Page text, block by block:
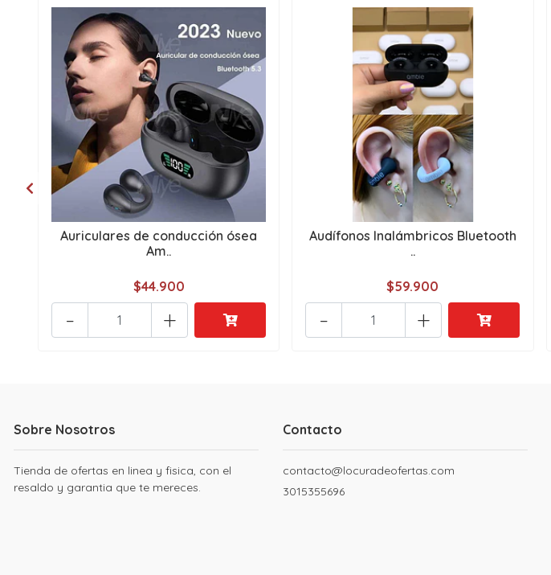
Auriculares de conducción ósea
Am..
$44.900
+
-
Audífonos Inalámbricos Bluetooth
..
$59.900
+
-
Sobre Nosotros
Tienda de ofertas en linea y fisica, con el
resaldo y garantia que te mereces.
Contacto
contacto@locuradeofertas.com
3015355696